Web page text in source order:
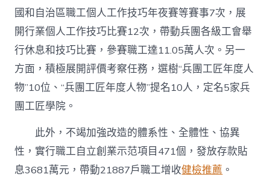
國和自治區職工個人工作技巧年夜賽等賽事7次，展
開行業個人工作技巧比賽12次，帶動兵團各級工會舉
行休息和技巧比賽，參賽職工達11.05萬人次。另一
方面，積極展開評價考察任務，選樹“兵團工匠年度人
物”10位、“兵團工匠年度人物”提名10人，定名5家兵
團工匠學院。
此外，不竭加強改造的體系性、全體性、協異
性，實行職工自立創業示范項目471個，發放存款貼
息3681萬元，帶動21887戶職工增收健檢推薦 。